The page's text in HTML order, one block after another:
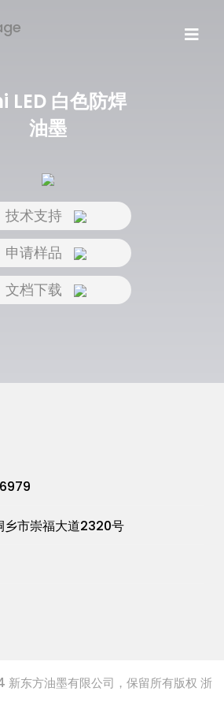
LED 白色防焊
油墨
技术支持
申请样品
文档下载
乡市崇福大道2320号
东方油墨有限公司，保留所有版权 浙